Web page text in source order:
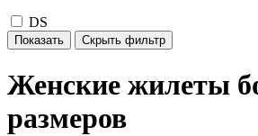
DS
Женские жилеты
размеров